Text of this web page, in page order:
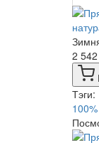
2
Тэги: